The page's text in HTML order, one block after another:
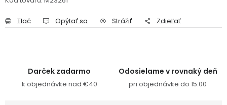
Tlač Opýtať sa Strážiť Zdieľať
Darček zadarmo
k objednávke nad €40
Odosielame v rovnaký deň
pri objednávke do 15:00